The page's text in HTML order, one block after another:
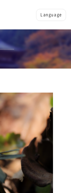
Language